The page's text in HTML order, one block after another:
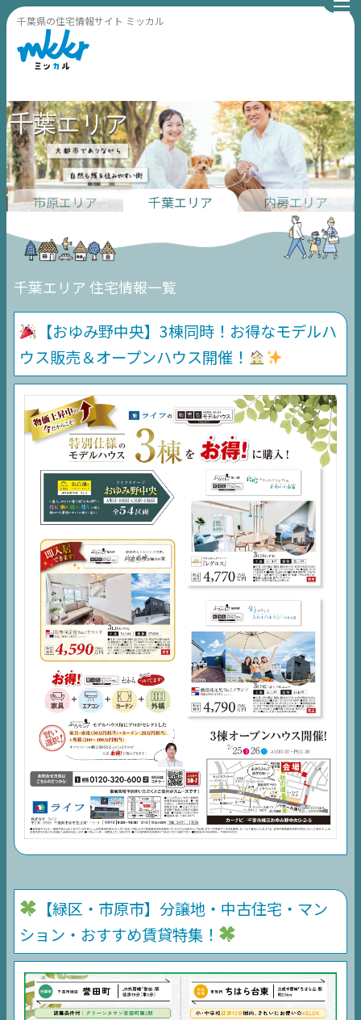
千葉県の住宅情報サイト ミッカル
TOP
千葉エリア
市原エリア 千葉エリア 内房エリア
千葉エリア 住宅情報一覧
【おゆみ野中央】3棟同時！お得なモデルハ
ウス販売＆オープンハウス開催！
【緑区・市原市】分譲地・中古住宅・マン
ション・おすすめ賃貸特集！